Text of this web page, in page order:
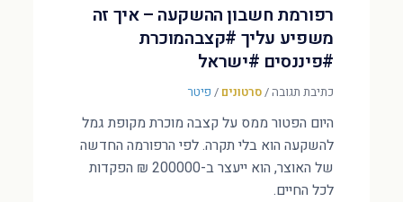
רפורמת חשבון ההשקעה – איך זה
משפיע עליך #קצבהמוכרת
#פיננסים #ישראל
כתיבת תגובה/סרטונים / פיטר
היום הפטור ממס על קצבה מוכרת מקופת גמל
להשקעה הוא בלי תקרה. לפי הרפורמה החדשה
של האוצר, הוא ייעצר ב-200000 ₪ הפקדות
לכל החיים.